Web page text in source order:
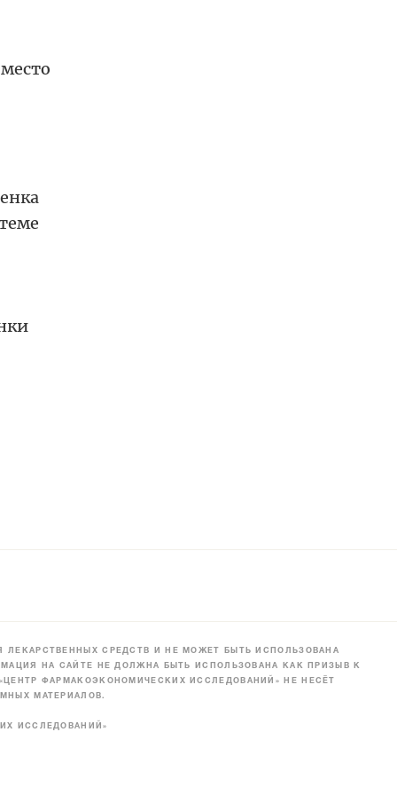
СРЕДСТВ И НЕ МОЖЕТ БЫТЬ ИСПОЛЬЗОВАНА
НА САЙТЕ НЕ ДОЛЖНА БЫТЬ ИСПОЛЬЗОВАНА КАК ПРИЗЫВ К
ФАРМАКОЭКОНОМИЧЕСКИХ ИССЛЕДОВАНИЙ» НЕ НЕСЁТ
МАТЕРИАЛОВ.
ИССЛЕДОВАНИЙ»